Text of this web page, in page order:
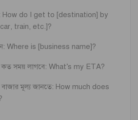
How do I get to [destination] by
train, etc.]?
Where is [business name]?
কত সময় লাগবে: What’s my ETA?
বাজার মূল্য জানতে: How much does